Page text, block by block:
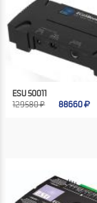
ESU 50011
129580 ₽
88660